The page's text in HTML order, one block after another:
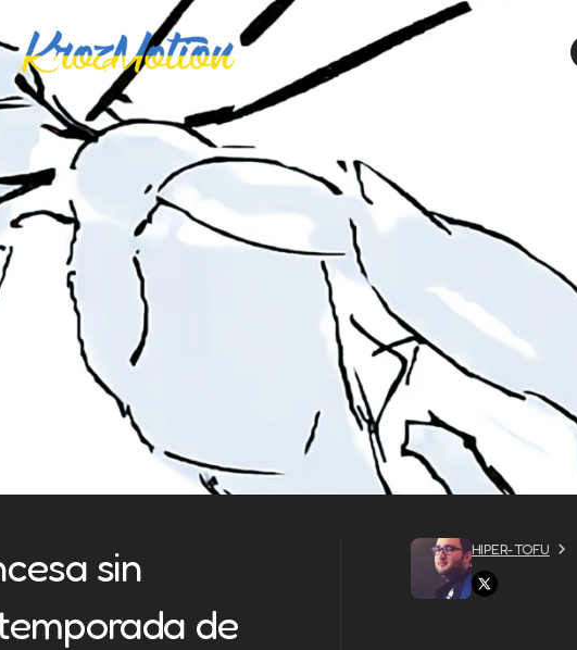
sin
de
HIPER-TOFU